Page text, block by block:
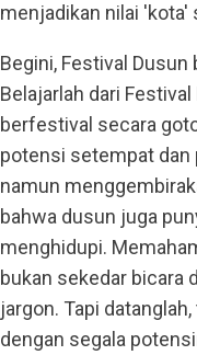
menjadikan nilai 'kota'
Begini, Festival
Belajarlah dari
berfestival secara
potensi setempat dan
namun
bahwa dusun juga
menghidupi.
bukan sekedar bicara
jargon. Tapi
dengan segala